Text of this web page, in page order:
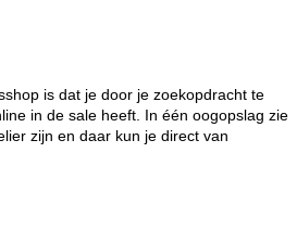
is dat je door je zoekopdracht te
in de sale heeft. In één oogopslag zie
zijn en daar kun je direct van